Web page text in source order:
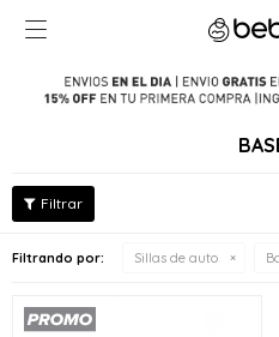

Filtrando por: Sillas de auto